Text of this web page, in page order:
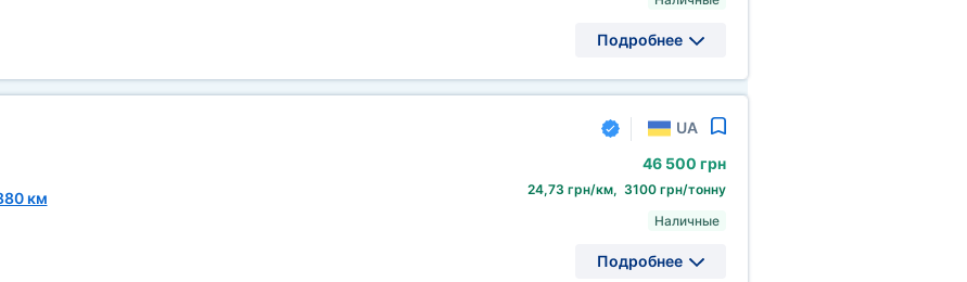
Подробнее
UA
км
46 500 грн
24,73 грн/км, 3100 грн/тонну
Наличные
Подробнее